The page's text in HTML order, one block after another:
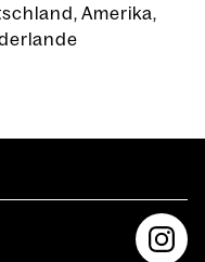
Amerika,